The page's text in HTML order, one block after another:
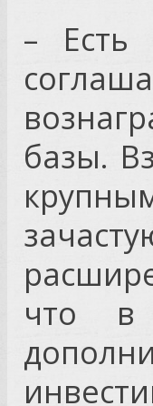
– Есть
базы.
что в